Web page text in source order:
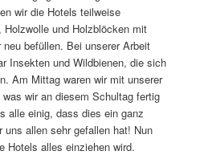
wir die Hotels teilweise
und Holzblöcken mit
befüllen. Bei unserer Arbeit
Insekten und Wildbienen, die sich
Am Mittag waren wir mit unserer
wir an diesem Schultag fertig
alle einig, dass dies ein ganz
uns allen sehr gefallen hat! Nun
Hotels alles einziehen wird.